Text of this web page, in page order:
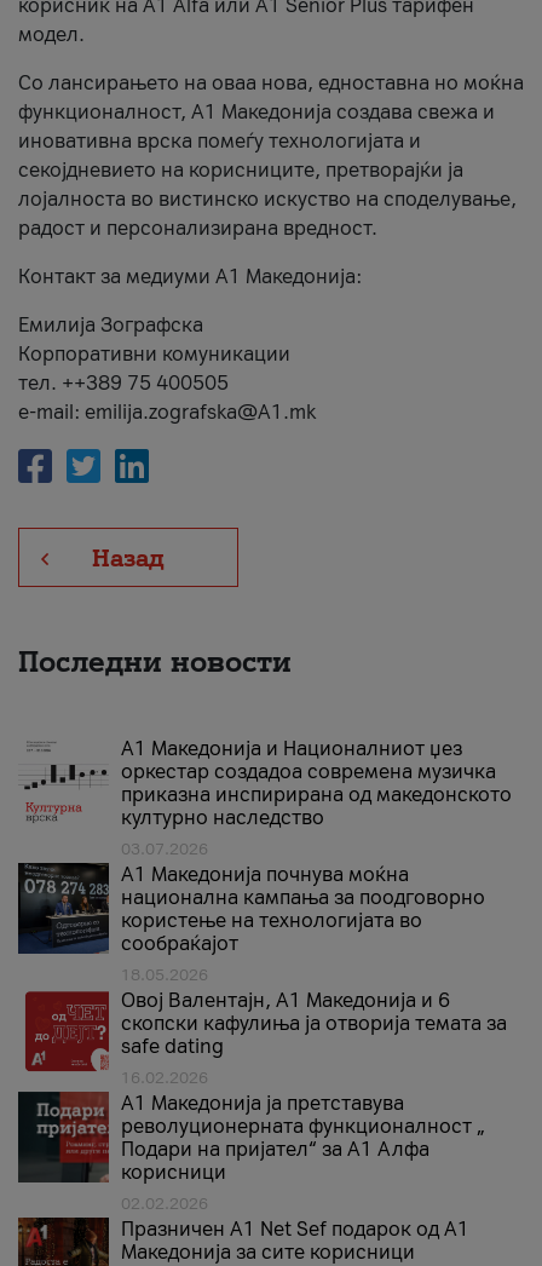
корисник на А1 Alfa или A1 Senior Plus тарифен
модел.
Со лансирањето на оваа нова, едноставна но моќна
функционалност, А1 Македонија создава свежа и
иновативна врска помеѓу технологијата и
секојдневието на корисниците, претворајќи ја
лојалноста во вистинско искуство на споделување,
радост и персонализирана вредност.
Контакт за медиуми А1 Македонија:
Емилија Зографска
Корпоративни комуникации
тел. ++389 75 400505
e-mail: emilija.zografska@A1.mk
Назад
Последни новости
А1 Македонија и Националниот џез
оркестар создадоа современа музичка
приказна инспирирана од македонското
културно наследство
03.07.2026
A1 Македонија почнува моќна
национална кампања за поодговорно
користење на технологијата во
сообраќајот
18.05.2026
Овој Валентајн, A1 Македонија и 6
скопски кафулиња ја отворија темата за
safe dating
16.02.2026
А1 Македонија ја претставува
револуционерната функционалност „
Подари на пријател“ за А1 Алфа
корисници
02.02.2026
Празничен A1 Net Sеf подарок од А1
Македонија за сите корисници